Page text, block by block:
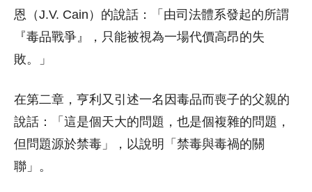
恩（J.V. Cain）的說話：「由司法體系發起的所謂
『毒品戰爭』，只能被視為一場代價高昂的失
敗。」
在第二章，亨利又引述一名因毒品而喪子的父親的
說話：「這是個天大的問題，也是個複雜的問題，
但問題源於禁毒」，以說明「禁毒與毒禍的關
聯」。